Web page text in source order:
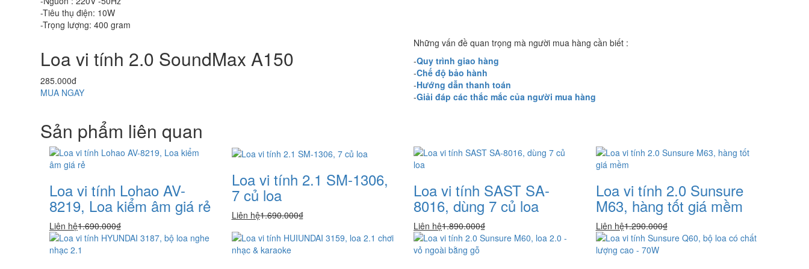
-Tiêu thụ điện: 10W
-Trọng lượng: 400 gram
Loa vi tính 2.0 SoundMax A150
285.000đ
MUA NGAY
Những vấn đề quan trọng mà người mua hàng cần biết :
-Quy trình giao hàng
-Chế độ bảo hành
-Hướng dẫn thanh toán
-Giải đáp các thắc mắc của người mua hàng
Sản phẩm liên quan
Loa vi tính Lohao AV-
8219, Loa kiểm âm giá rẻ
Liên hệ1.690.000₫
Loa vi tính 2.1 SM-1306,
7 củ loa
Liên hệ1.690.000₫
Loa vi tính SAST SA-
8016, dùng 7 củ loa
Liên hệ1.890.000₫
Loa vi tính 2.0 Sunsure
M63, hàng tốt giá mềm
Liên hệ1.290.000₫